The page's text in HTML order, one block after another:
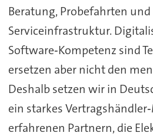
Beratung, Probefahrten
Serviceinfrastruktur.
Software‑Kompetenz sind
ersetzen aber nicht den
Deshalb setzen wir in
ein starkes
erfahrenen Partnern, die